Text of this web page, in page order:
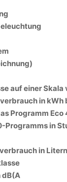
auf einer Skala
in
Programm
Programms in
in
dB(A